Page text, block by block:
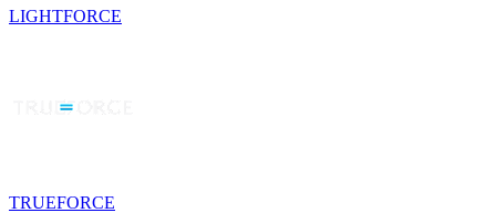
LIGHTFORCE
TRUEFORCE